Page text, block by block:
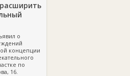
о
концепции
по
16.